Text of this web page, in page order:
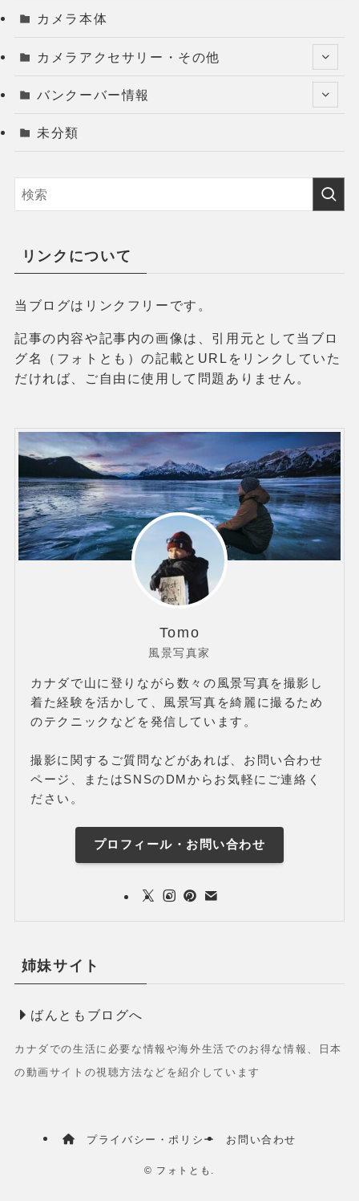
カメラ本体
カメラアクセサリー・その他
バンクーバー情報
未分類
リンクについて
当ブログはリンクフリーです。
記事の内容や記事内の画像は、引用元として当ブロ
グ名（フォトとも）の記載とURLをリンクしていた
だければ、ご自由に使用して問題ありません。
Tomo
風景写真家
カナダで山に登りながら数々の風景写真を撮影し
着た経験を活かして、風景写真を綺麗に撮るため
のテクニックなどを発信しています。
撮影に関するご質問などがあれば、お問い合わせ
ページ、またはSNSのDMからお気軽にご連絡く
ださい。
プロフィール・お問い合わせ
姉妹サイト
ばんともブログへ
カナダでの生活に必要な情報や海外生活でのお得な情報、日本
の動画サイトの視聴方法などを紹介しています
プライバシー・ポリシー お問い合わせ
© フォトとも.